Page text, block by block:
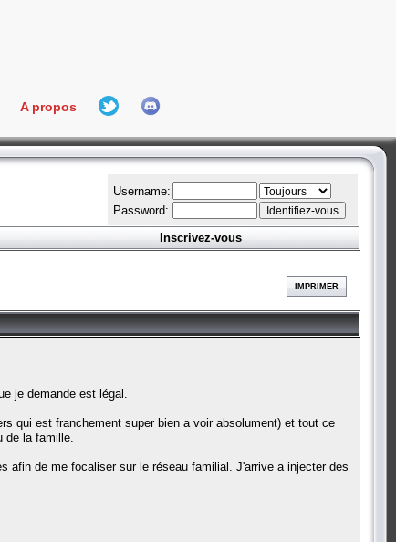
A propos
L'équipe
Hall Of Fame
Username:
Password:
Inscrivez-vous
IMPRIMER
je demande est légal.
qui est franchement super bien a voir absolument) et tout ce
la famille.
afin de me focaliser sur le réseau familial. J'arrive a injecter des